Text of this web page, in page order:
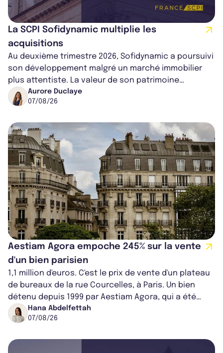
La SCPI Sofidynamic multiplie les
acquisitions
Au deuxième trimestre 2026, Sofidynamic a poursuivi
son développement malgré un marché immobilier
plus attentiste. La valeur de son patrimoine
progresse de 3,8% à périmètre constan...
Aurore Duclaye
07/08/26
Aestiam Agora empoche 245% sur la vente
d'un bien parisien
1,1 million d'euros. C'est le prix de vente d'un plateau
de bureaux de la rue Courcelles, à Paris. Un bien
détenu depuis 1999 par Aestiam Agora, qui a été
cédé avec une plus-value...
Hana Abdelfettah
07/08/26